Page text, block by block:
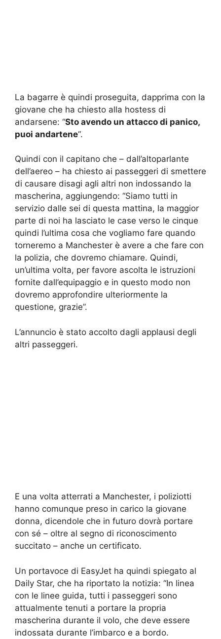
La bagarre è quindi proseguita, dapprima con la
giovane che ha chiesto alla hostess di
andarsene: “Sto avendo un attacco di panico,
puoi andartene“.
Quindi con il capitano che – dall’altoparlante
dell’aereo – ha chiesto ai passeggeri di smettere
di causare disagi agli altri non indossando la
mascherina, aggiungendo: “Siamo tutti in
servizio dalle sei di questa mattina, la maggior
parte di noi ha lasciato le case verso le cinque
quindi l’ultima cosa che vogliamo fare quando
torneremo a Manchester è avere a che fare con
la polizia, che dovremo chiamare. Quindi,
un’ultima volta, per favore ascolta le istruzioni
fornite dall’equipaggio e in questo modo non
dovremo approfondire ulteriormente la
questione, grazie”.
L’annuncio è stato accolto dagli applausi degli
altri passeggeri.
E una volta atterrati a Manchester, i poliziotti
hanno comunque preso in carico la giovane
donna, dicendole che in futuro dovrà portare
con sé – oltre al segno di riconoscimento
succitato – anche un certificato.
Un portavoce di EasyJet ha quindi spiegato al
Daily Star, che ha riportato la notizia: “In linea
con le linee guida, tutti i passeggeri sono
attualmente tenuti a portare la propria
mascherina durante il volo, che deve essere
indossata durante l’imbarco e a bordo.